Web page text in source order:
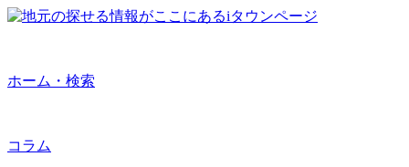
ホーム・検索
コラム